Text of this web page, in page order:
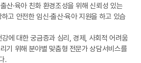
산·육아 친화 환경조성을 위해 신뢰성 있는
고 안전한 임신·출산·육아 지원을 하고 있습
강에 대한 궁금증과 심리, 경제, 사회적 어려움
기 위해 분야별 맞춤형 전문가 상담서비스를
.